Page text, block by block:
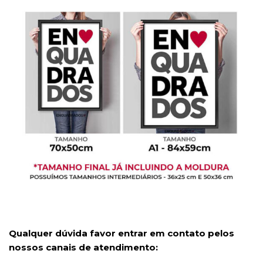
Qualquer dúvida favor entrar em contato pelos
nossos canais de atendimento: